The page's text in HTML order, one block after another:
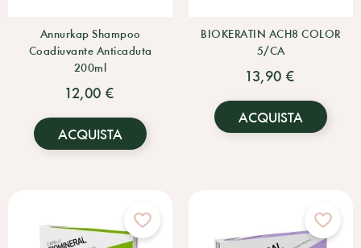
Annurkap Shampoo
Coadiuvante Anticaduta
200ml
12,00 €
ACQUISTA
BIOKERATIN ACH8 COLOR
5/CA
13,90 €
ACQUISTA